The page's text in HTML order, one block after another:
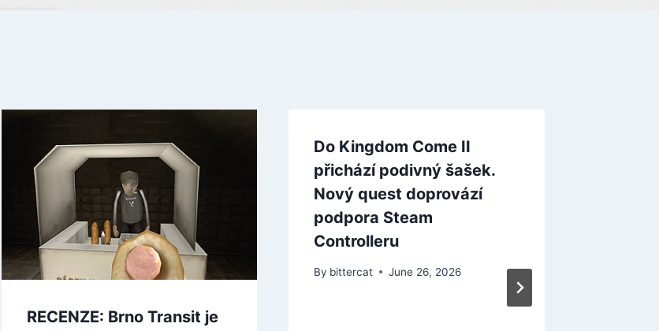
RECENZE: Brno Transit je
Do Kingdom Come II
přichází podivný šašek.
Nový quest doprovází
podpora Steam
Controlleru
By bittercat June 26, 2026